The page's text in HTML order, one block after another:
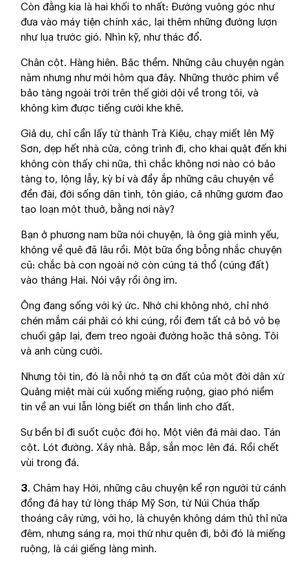
Còn đằng kia là hai khối to nhất: Đường vuông góc như
đưa vào máy tiện chính xác, lại thêm những đường lượn
như lụa trước gió. Nhìn kỹ, như thác đổ.
Chân cột. Hàng hiên. Bậc thềm. Những câu chuyện ngàn
năm nhưng như mới hôm qua đây. Những thước phim về
bảo tàng ngoài trời trên thế giới dội về trong tôi, và
không kìm được tiếng cười khe khẽ.
Giả dụ, chỉ cần lấy từ thành Trà Kiệu, chạy miết lên Mỹ
Sơn, dẹp hết nhà cửa, công trình đi, cho khai quật đến khi
không còn thấy chi nữa, thì chắc không nơi nào có bảo
tàng to, lộng lẫy, kỳ bí và đầy ắp những câu chuyện về
đền đài, đời sống dân tình, tôn giáo, cả những gươm đao
tao loạn một thuở, bằng nơi này?
Bạn ở phương nam bữa nói chuyện, là ông già mình yếu,
không về quê đã lâu rồi. Một bữa ổng bỗng nhắc chuyện
cũ: chắc bà con ngoài nớ còn cúng tá thổ (cúng đất)
vào tháng Hai. Nói vậy rồi ông im.
Ông đang sống với ký ức. Nhớ chi không nhớ, chỉ nhớ
chén mắm cái phải có khi cúng, rồi đem tất cả bỏ vô bẹ
chuối gập lại, đem treo ngoài đường hoặc thả sông. Tôi
và anh cùng cười.
Nhưng tôi tin, đó là nỗi nhớ tạ ơn đất của một đời dân xứ
Quảng miệt mài cúi xuống miếng ruộng, giao phó niềm
tin về an vui lẫn lòng biết ơn thần linh cho đất.
Sự bền bỉ đi suốt cuộc đời họ. Một viên đá mài dao. Tán
cột. Lót đường. Xây nhà. Bắp, sắn mọc lên đá. Rồi chết
vùi trong đá.
3. Chăm hay Hời, những câu chuyện kể rợn người từ cánh
đồng đá hay từ lòng tháp Mỹ Sơn, từ Núi Chúa thấp
thoáng cây rừng, với họ, là chuyện không dám thủ thỉ nửa
đêm, nhưng sáng ra, mọi thứ như quên đi, bởi đó là miếng
ruộng, là cái giếng làng mình.